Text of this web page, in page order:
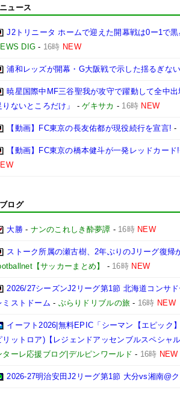
ニュース
J2トリニータ ホームで迎えた開幕戦は0ー1で
DIG - 16時 NEW
浦和レッズが開幕・G大阪戦で示した揺るぎな
暁星国際中MF三谷聖我が攻守で躍動して全中
りないところだけ」
-ゲキサカ - 16時 NEW
【動画】FC東京の長友佑都が現役続行を宣言! -
【動画】FC東京の橋本健斗が一発レッドカー
ブログ
大勝- ナンのこれしき酔夢譚 - 16時 NEW
ストーク所属の瀬古樹、2年ぶりのJリーグ復
【サッカーまとめ】
- 16時 NEW
2026/27シーズンJ2リーグ第1節 北海道コンサ
ミストドーム - ぶらりドリブルの旅 - 16時 NEW
イーフト2026|無料EPIC「シーマン【エピック
リットロア)【レジェンドアッセンブルスペシャ
ターレ応援ブログ|デルピンワールド - 16時 NEW
2026-27明治安田J2リーグ第1節 大分vs湘南@